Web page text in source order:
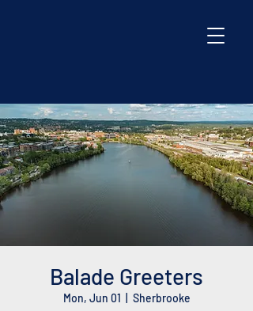
Balade Greeters
Mon, Jun 01 Sherbrooke